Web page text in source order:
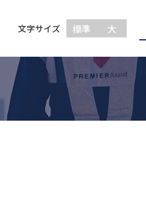
文字サイズ 標準 大